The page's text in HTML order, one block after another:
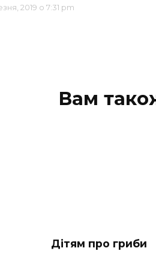
2019 о 7:31 pm
Вам
Дітям про гриби